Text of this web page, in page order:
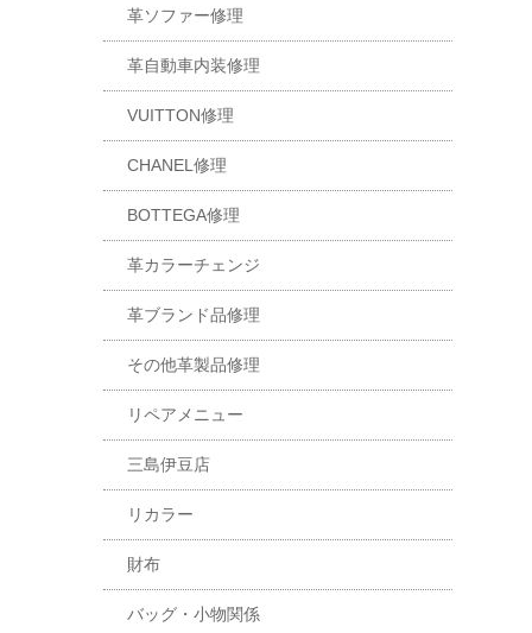
革ソファー修理
革自動車内装修理
VUITTON修理
CHANEL修理
BOTTEGA修理
革カラーチェンジ
革ブランド品修理
その他革製品修理
リペアメニュー
三島伊豆店
リカラー
財布
バッグ・小物関係